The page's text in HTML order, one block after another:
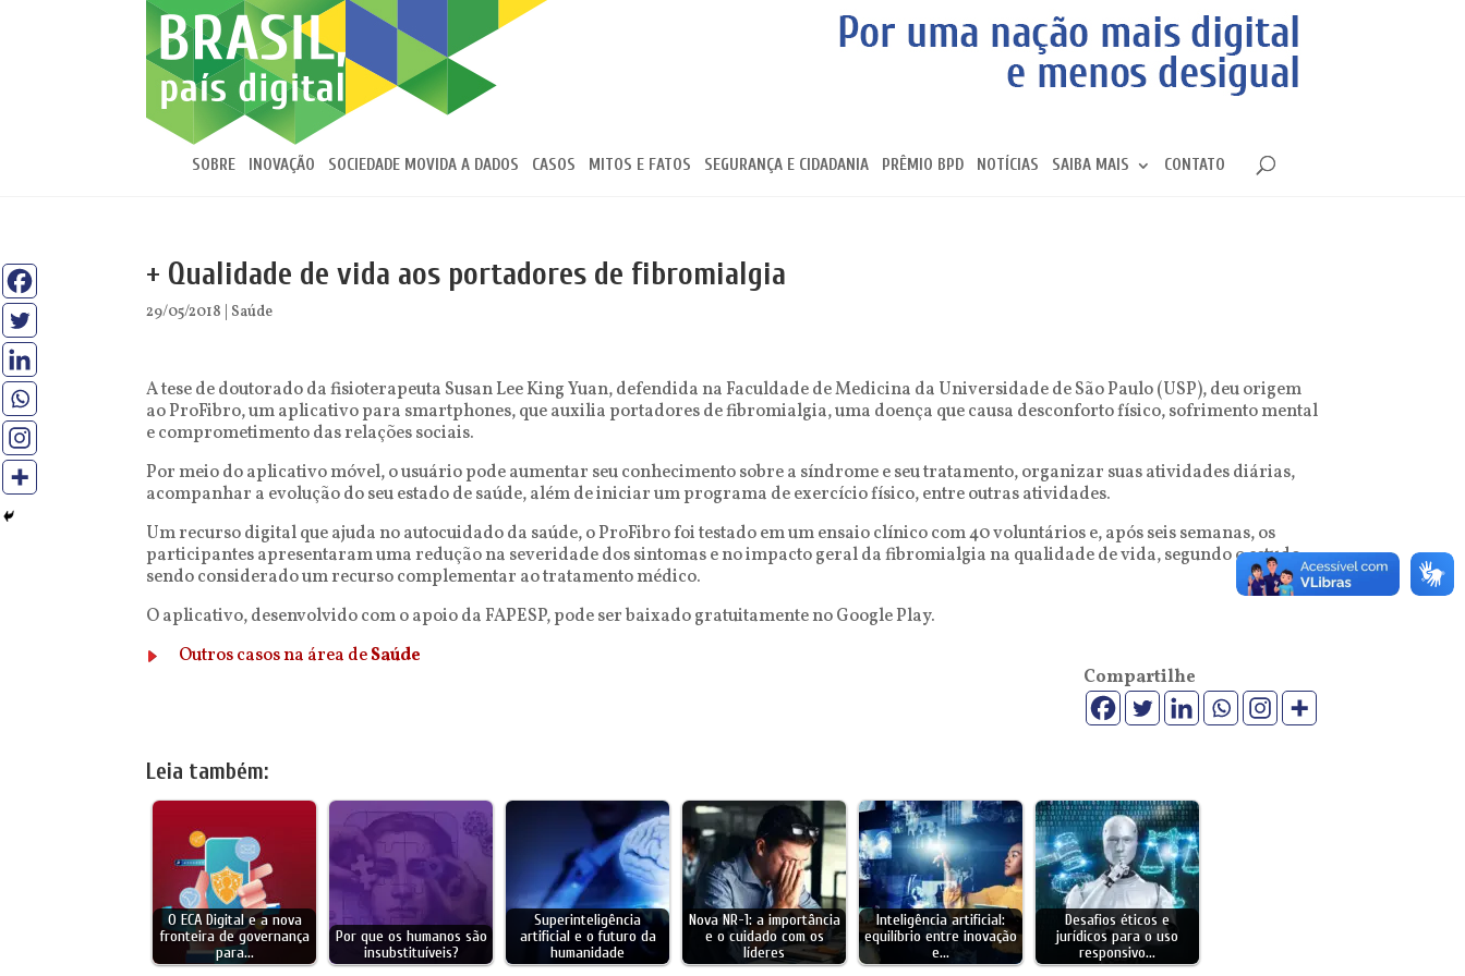
SOBRE INOVAÇÃO SOCIEDADE MOVIDA A DADOS CASOS MITOS E FATOS SEGURANÇA E CIDADANIA PRÊMIO BPD NOTÍCIAS SAIBA MAIS CONTATO
+ Qualidade de vida aos portadores de fibromialgia
29/05/2018 Saúde
A tese de doutorado da fisioterapeuta Susan Lee King Yuan, defendida na Faculdade de Medicina da Universidade de São Paulo (USP), deu origem
ao ProFibro, um aplicativo para smartphones, que auxilia portadores de fibromialgia, uma doença que causa desconforto físico, sofrimento mental
e comprometimento das relações sociais.
Por meio do aplicativo móvel, o usuário pode aumentar seu conhecimento sobre a síndrome e seu tratamento, organizar suas atividades diárias,
acompanhar a evolução do seu estado de saúde, além de iniciar um programa de exercício físico, entre outras atividades.
Um recurso digital que ajuda no autocuidado da saúde, o ProFibro foi testado em um ensaio clínico com 40 voluntários e, após seis semanas, os
participantes apresentaram uma redução na severidade dos sintomas e no impacto geral da fibromialgia na qualidade de vida, segundo o estudo,
sendo considerado um recurso complementar ao tratamento médico.
O aplicativo, desenvolvido com o apoio da FAPESP, pode ser baixado gratuitamente no Google Play.
Outros casos na área deSaúde
Compartilhe
Leia também:
O ECA Digital e a nova
fronteira de governança
para…
Por que os humanos são
insubstituíveis?
Superinteligência
artificial e o futuro da
humanidade
Nova NR-1: a importância
e o cuidado com os
líderes
Inteligência artificial:
equilíbrio entre inovação
e…
Desafios éticos e
jurídicos para o uso
responsivo…